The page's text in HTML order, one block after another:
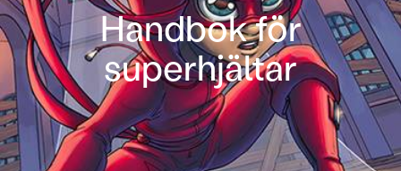
Handbok för
superhjältar